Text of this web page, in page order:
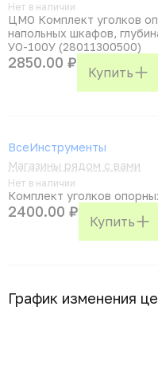
Нет в наличии
ЦМО Комплект уголков
напольных шкафов,
УО-100У (28011300500)
2850.00 ₽
Купить
ВсеИнструменты
Магазины рядом с вами
Нет в наличии
Комплект уголков
2400.00 ₽
Купить
График изменения